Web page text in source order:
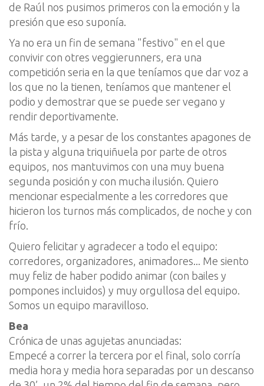
de Raúl nos pusimos primeros con la emoción y la
presión que eso suponía.
Ya no era un fin de semana "festivo" en el que
convivir con otres veggierunners, era una
competición seria en la que teníamos que dar voz a
los que no la tienen, teníamos que mantener el
podio y demostrar que se puede ser vegano y
rendir deportivamente.
Más tarde, y a pesar de los constantes apagones de
la pista y alguna triquiñuela por parte de otros
equipos, nos mantuvimos con una muy buena
segunda posición y con mucha ilusión. Quiero
mencionar especialmente a les corredores que
hicieron los turnos más complicados, de noche y con
frío.
Quiero felicitar y agradecer a todo el equipo:
corredores, organizadores, animadores... Me siento
muy feliz de haber podido animar (con bailes y
pompones incluidos) y muy orgullosa del equipo.
Somos un equipo maravilloso.
Bea
Crónica de unas agujetas anunciadas:
Empecé a correr la tercera por el final, solo corría
media hora y media hora separadas por un descanso